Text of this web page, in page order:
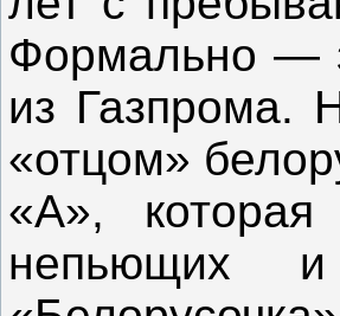
Формально —
из Газпрома.
«отцом»
«А»,
непьющих и